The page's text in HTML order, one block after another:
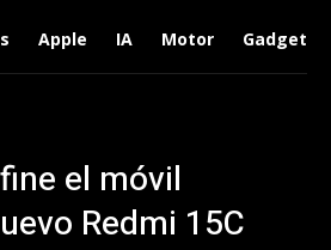
Apple IA Motor Gadgets
el móvil
Redmi 15C